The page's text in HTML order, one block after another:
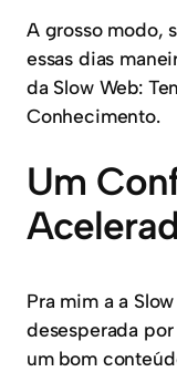
A grosso modo,
essas dias
da Slow Web:
Conhecimento.
Um
Pra mim a a
desesperada
um bom